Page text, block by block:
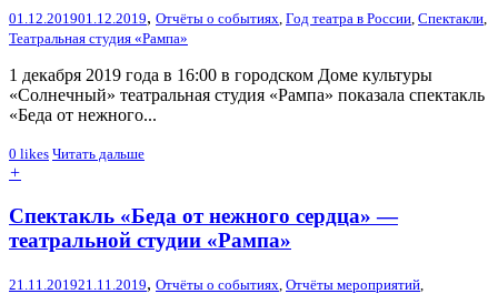
01.12.201901.12.2019, Отчёты о событиях, Год театра в России, Спектакли,
Театральная студия «Рампа»
1 декабря 2019 года в 16:00 в городском Доме культуры
«Солнечный» театральная студия «Рампа» показала спектакль
«Беда от нежного...
0 likes Читать дальше
+
Спектакль «Беда от нежного сердца» —
театральной студии «Рампа»
21.11.201921.11.2019, Отчёты о событиях Отчёты мероприятий